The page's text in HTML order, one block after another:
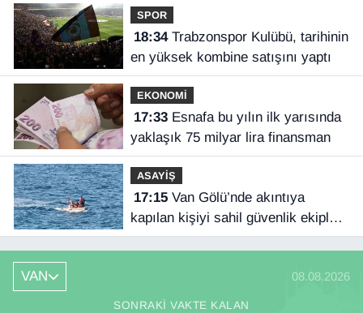
SPOR
18:34Trabzonspor Kulübü, tarihinin
en yüksek kombine satışını yaptı
EKONOMİ
17:33Esnafa bu yılın ilk yarısında
yaklaşık 75 milyar lira finansman
ASAYİŞ
17:15Van Gölü’nde akıntıya
kapılan kişiyi sahil güvenlik ekipleri
kurtardı
VAN 08.08.2026
SONRAKI VAKTE KALAN